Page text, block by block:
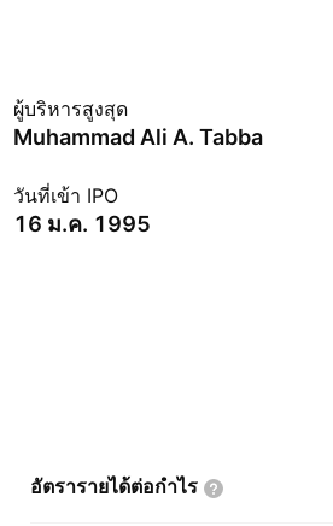
ผู้บริหารสูงสุด
Muhammad Ali A. Tabba
วันที่เข้า IPO
16 ม.ค. 1995
อัตรารายได้ต่อกำไร